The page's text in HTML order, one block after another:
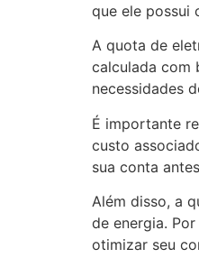
que ele possui
A quota de
calculada com
necessidades
É importante
custo
sua conta
Além disso, a
de energia.
otimizar seu